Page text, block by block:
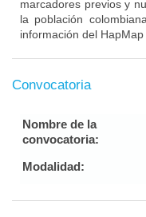
marcadores previos y
la población
información del
Convocatoria
Nombre de la
convocatoria:
Modalidad: